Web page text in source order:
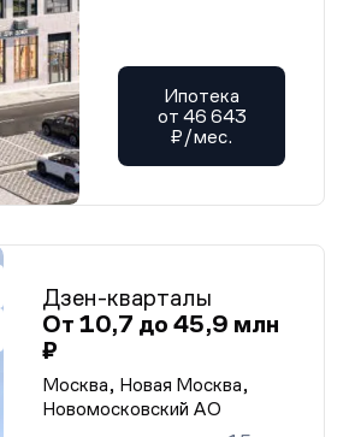
Ипотека
от 46 643
₽/мес.
Дзен-кварталы
От 10,7 до 45,9 млн
₽
Москва, Новая Москва,
Новомосковский АО